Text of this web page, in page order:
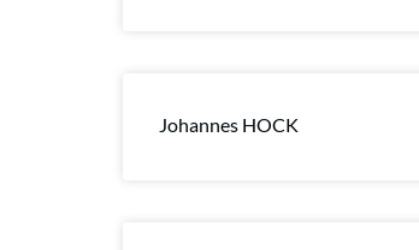
Johannes HOCK